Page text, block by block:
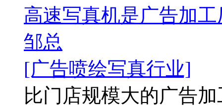
高速写真机是广告加
邹总
[广告喷绘写真行业]
比门店规模大的广告